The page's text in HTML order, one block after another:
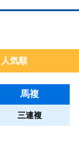
人気順
馬複
三連複